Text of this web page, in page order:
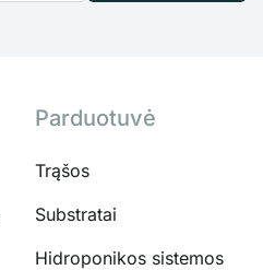
Parduotuvė
Trąšos
Substratai
Hidroponikos sistemos